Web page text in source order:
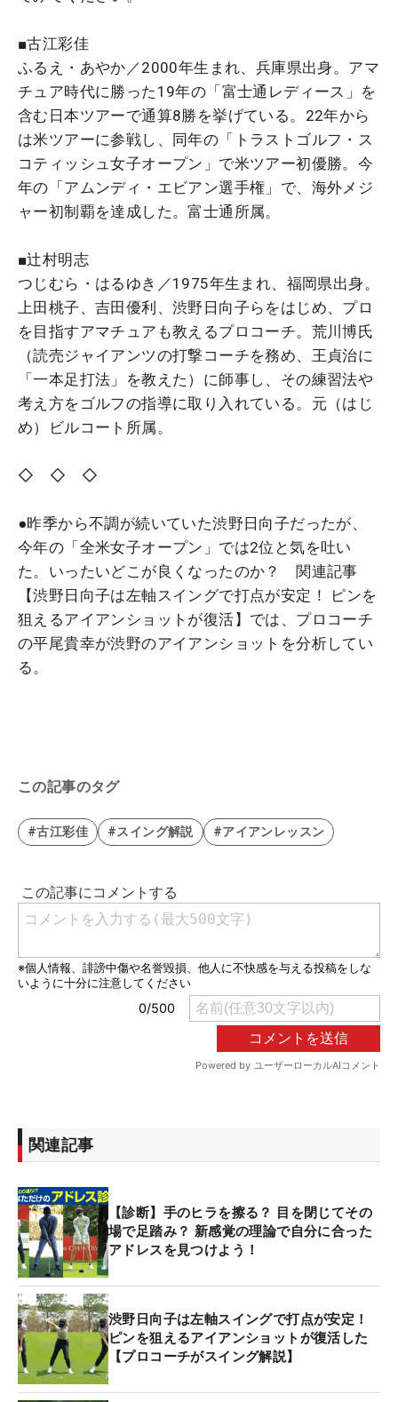
■古江彩佳
ふるえ・あやか／2000年生まれ、兵庫県出身。アマ
チュア時代に勝った19年の「富士通レディース」を
含む日本ツアーで通算8勝を挙げている。22年から
は米ツアーに参戦し、同年の「トラストゴルフ・ス
コティッシュ女子オープン」で米ツアー初優勝。今
年の「アムンディ・エビアン選手権」で、海外メジ
ャー初制覇を達成した。富士通所属。
■辻村明志
つじむら・はるゆき／1975年生まれ、福岡県出身。
上田桃子、吉田優利、渋野日向子らをはじめ、プロ
を目指すアマチュアも教えるプロコーチ。荒川博氏
（読売ジャイアンツの打撃コーチを務め、王貞治に
「一本足打法」を教えた）に師事し、その練習法や
考え方をゴルフの指導に取り入れている。元（はじ
め）ビルコート所属。
◇ ◇ ◇
●昨季から不調が続いていた渋野日向子だったが、
今年の「全米女子オープン」では2位と気を吐い
た。いったいどこが良くなったのか？ 関連記事
【渋野日向子は左軸スイングで打点が安定！ ピンを
狙えるアイアンショットが復活】では、プロコーチ
の平尾貴幸が渋野のアイアンショットを分析してい
る。
この記事のタグ
#古江彩佳 #スイング解説 #アイアンレッスン
関連記事
【診断】手のヒラを擦る？ 目を閉じてその
場で足踏み？ 新感覚の理論で自分に合った
アドレスを見つけよう！
渋野日向子は左軸スイングで打点が安定！
ピンを狙えるアイアンショットが復活した
【プロコーチがスイング解説】